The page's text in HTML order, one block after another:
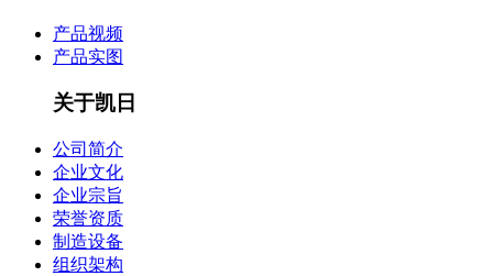
产品视频
产品实图
关于凯日
公司简介
企业文化
企业宗旨
荣誉资质
制造设备
组织架构